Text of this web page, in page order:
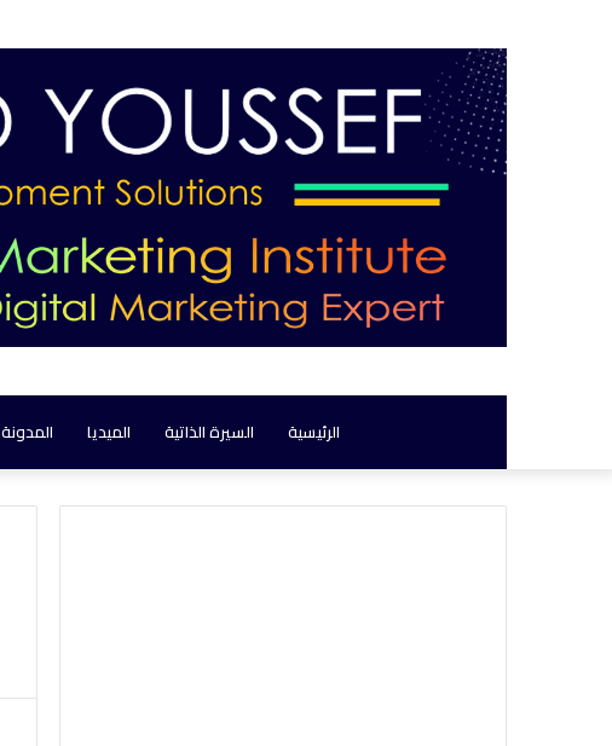
الرئيسية السيرة الذاتية الميديا المدونة